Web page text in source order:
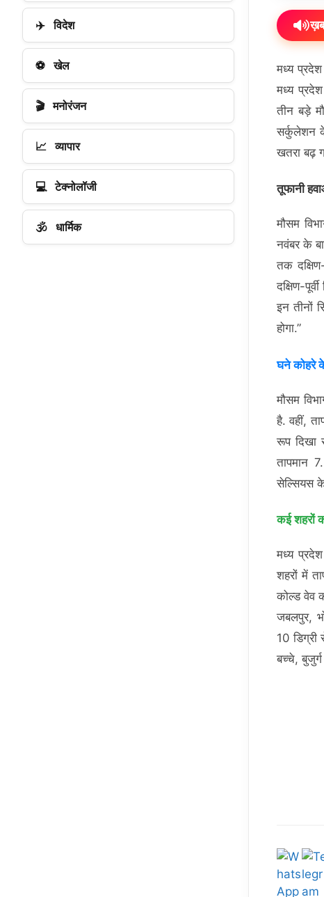
मध्य
मध्य
तीन बड़े
सर्कुलेशन
खतरा बढ़
तूफानी
मौसम
नवंबर के
तक
दक्षिण-
इन तीनों
होगा.”
घने कोहरे
मौसम
है. वहीं,
रूप दिखा
तापमान
सेल्सियस
कई शहरों
मध्य
शहरों में
कोल्ड वेव
जबलपुर,
10
बच्चे,
✈️ विदेश
⚽ खेल
🎬 मनोरंजन
📈 व्यापार
💻 टेक्नोलॉजी
🕉️ धार्मिक